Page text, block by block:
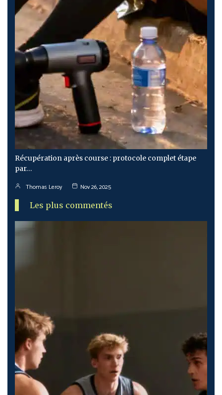
Récupération après course : protocole complet étape
par…
Thomas Leroy Nov 26, 2025
Les plus commentés